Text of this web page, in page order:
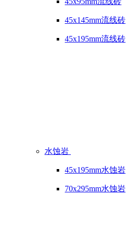
45x145mm流线砖
45x195mm流线砖
水蚀岩
45x195mm水蚀岩
70x295mm水蚀岩